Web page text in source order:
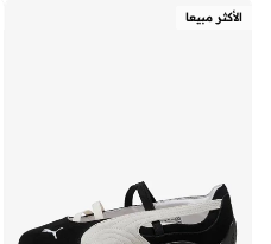
الأكثر مبيعا